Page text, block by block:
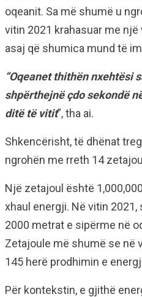
oqeanit. Sa më shumë u
vitin 2021 krahasuar me
asaj që shumica mund të
“Oqeanet thithën nxehtësi
shpërthejnë çdo sekondë
ditë të vitit”, tha ai.
Shkencërisht, të dhënat
ngrohën me rreth 14
Një zetajoul është
xhaul energji. Në vitin
2000 metrat e sipërme në
Zetajoule më shumë se në
145 herë prodhimin e
Për kontekstin, e gjithë